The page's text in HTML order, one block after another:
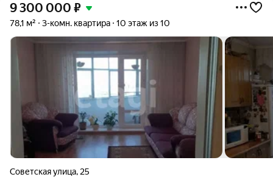
9 300 000 ₽
78,1 м² 3-комн. квартира 10 этаж из 10
Советская улица, 25